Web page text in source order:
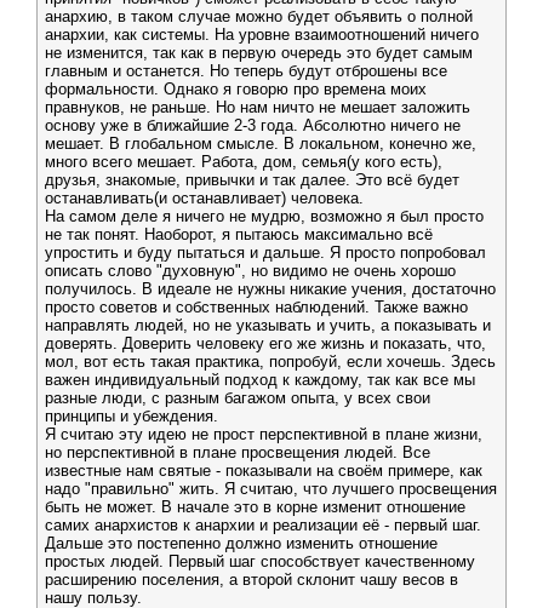
анархию, в таком случае можно будет объявить о полной
анархии, как системы. На уровне взаимоотношений ничего
не изменится, так как в первую очередь это будет самым
главным и останется. Но теперь будут отброшены все
формальности. Однако я говорю про времена моих
правнуков, не раньше. Но нам ничто не мешает заложить
основу уже в ближайшие 2-3 года. Абсолютно ничего не
мешает. В глобальном смысле. В локальном, конечно же,
много всего мешает. Работа, дом, семья(у кого есть),
друзья, знакомые, привычки и так далее. Это всё будет
останавливать(и останавливает) человека.
На самом деле я ничего не мудрю, возможно я был просто
не так понят. Наоборот, я пытаюсь максимально всё
упростить и буду пытаться и дальше. Я просто попробовал
описать слово "духовную", но видимо не очень хорошо
получилось. В идеале не нужны никакие учения, достаточно
просто советов и собственных наблюдений. Также важно
направлять людей, но не указывать и учить, а показывать и
доверять. Доверить человеку его же жизнь и показать, что,
мол, вот есть такая практика, попробуй, если хочешь. Здесь
важен индивидуальный подход к каждому, так как все мы
разные люди, с разным багажом опыта, у всех свои
принципы и убеждения.
Я считаю эту идею не прост перспективной в плане жизни,
но перспективной в плане просвещения людей. Все
известные нам святые - показывали на своём примере, как
надо "правильно" жить. Я считаю, что лучшего просвещения
быть не может. В начале это в корне изменит отношение
самих анархистов к анархии и реализации её - первый шаг.
Дальше это постепенно должно изменить отношение
простых людей. Первый шаг способствует качественному
расширению поселения, а второй склонит чашу весов в
нашу пользу.